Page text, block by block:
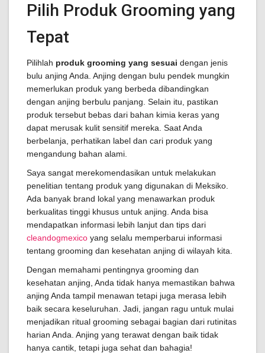
Pilih Produk Grooming yang
Tepat
Pilihlah produk grooming yang sesuai dengan jenis
bulu anjing Anda. Anjing dengan bulu pendek mungkin
memerlukan produk yang berbeda dibandingkan
dengan anjing berbulu panjang. Selain itu, pastikan
produk tersebut bebas dari bahan kimia keras yang
dapat merusak kulit sensitif mereka. Saat Anda
berbelanja, perhatikan label dan cari produk yang
mengandung bahan alami.
Saya sangat merekomendasikan untuk melakukan
penelitian tentang produk yang digunakan di Meksiko.
Ada banyak brand lokal yang menawarkan produk
berkualitas tinggi khusus untuk anjing. Anda bisa
mendapatkan informasi lebih lanjut dan tips dari
cleandogmexico yang selalu memperbarui informasi
tentang grooming dan kesehatan anjing di wilayah kita.
Dengan memahami pentingnya grooming dan
kesehatan anjing, Anda tidak hanya memastikan bahwa
anjing Anda tampil menawan tetapi juga merasa lebih
baik secara keseluruhan. Jadi, jangan ragu untuk mulai
menjadikan ritual grooming sebagai bagian dari rutinitas
harian Anda. Anjing yang terawat dengan baik tidak
hanya cantik, tetapi juga sehat dan bahagia!